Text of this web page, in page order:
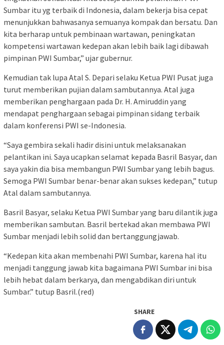
Sumbar itu yg terbaik di Indonesia, dalam bekerja bisa cepat
menunjukkan bahwasanya semuanya kompak dan bersatu. Dan
kita berharap untuk pembinaan wartawan, peningkatan
kompetensi wartawan kedepan akan lebih baik lagi dibawah
pimpinan PWI Sumbar,” ujar gubernur.
Kemudian tak lupa Atal S. Depari selaku Ketua PWI Pusat juga
turut memberikan pujian dalam sambutannya. Atal juga
memberikan penghargaan pada Dr. H. Amiruddin yang
mendapat penghargaan sebagai pimpinan sidang terbaik
dalam konferensi PWI se-Indonesia.
“Saya gembira sekali hadir disini untuk melaksanakan
pelantikan ini. Saya ucapkan selamat kepada Basril Basyar, dan
saya yakin dia bisa membangun PWI Sumbar yang lebih bagus.
Semoga PWI Sumbar benar-benar akan sukses kedepan,” tutup
Atal dalam sambutannya.
Basril Basyar, selaku Ketua PWI Sumbar yang baru dilantik juga
memberikan sambutan. Basril bertekad akan membawa PWI
Sumbar menjadi lebih solid dan bertanggungjawab.
“Kedepan kita akan membenahi PWI Sumbar, karena hal itu
menjadi tanggung jawab kita bagaimana PWI Sumbar ini bisa
lebih hebat dalam berkarya, dan mengabdikan diri untuk
Sumbar.” tutup Basril.(red)
SHARE